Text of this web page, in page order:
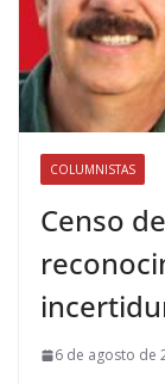
COLUMNISTAS
Censo
6 de agosto de